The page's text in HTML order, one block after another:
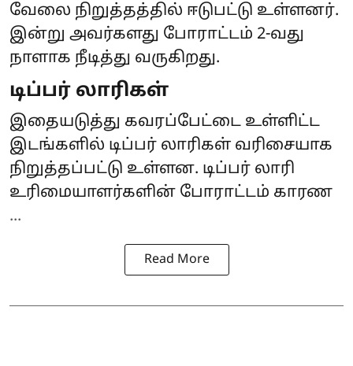
வேலை நிறுத்தத்தில் ஈடுபட்டு உள்ளனர்.
இன்று அவர்களது போராட்டம் 2-வது
நாளாக நீடித்து வருகிறது.
டிப்பர் லாரிகள்
இதையடுத்து கவரப்பேட்டை உள்ளிட்ட
இடங்களில் டிப்பர் லாரிகள் வரிசையாக
நிறுத்தப்பட்டு உள்ளன. டிப்பர் லாரி
உரிமையாளர்களின் போராட்டம் காரண
...
Read More